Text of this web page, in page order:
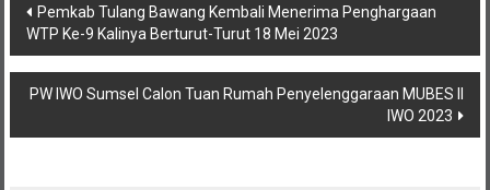
Navigasi
pos
Pemkab Tulang Bawang Kembali Menerima Penghargaan
WTP Ke-9 Kalinya Berturut-Turut 18 Mei 2023
PW IWO Sumsel Calon Tuan Rumah Penyelenggaraan MUBES II
IWO 2023